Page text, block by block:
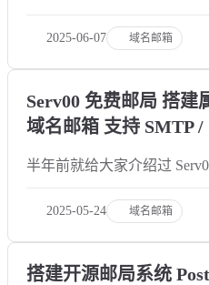
管在 Cloudflare 的域名就可
2025-06-07 域名邮箱
Serv00 免费邮局 搭建
域名邮箱 支持 SMTP
半年前就给大家介绍过
SSH，安装一些常规虚拟主
2025-05-24 域名邮箱
搭建开源邮局系统